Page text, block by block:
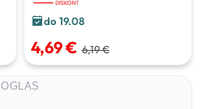
do 19.08
4,69 € 6,19 €
OGLAS